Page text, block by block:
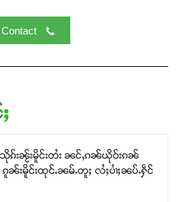
Contact
ၵ်းၼႂ်းမိူင်းတႆး ၼင်ႇၵၼ်ယိုဝ်းၵၼ်
ၼ်းမိူင်းထုင်ႉၼမ်ႉတူႈ လႆႈပၢႆႈၼပ်ႉႁဵင်